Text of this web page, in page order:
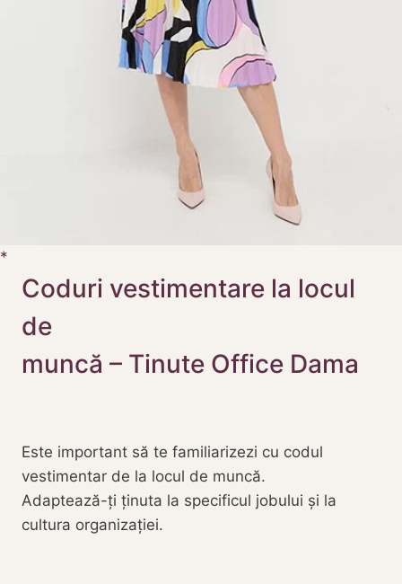
Coduri vestimentare la locul
de
muncă – Tinute Office Dama
Este important să te familiarizezi cu codul
vestimentar de la locul de muncă.
Adaptează-ți ținuta la specificul jobului și la
cultura organizației.